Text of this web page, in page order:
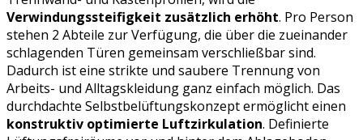
Verwindungssteifigkeit zusätzlich erhöht. Pro Person
stehen 2 Abteile zur Verfügung, die über die zueinander
schlagenden Türen gemeinsam verschließbar sind.
Dadurch ist eine strikte und saubere Trennung von
Arbeits- und Alltagskleidung ganz einfach möglich. Das
durchdachte Selbstbelüftungskonzept ermöglicht einen
konstruktiv optimierte Luftzirkulation. Definierte